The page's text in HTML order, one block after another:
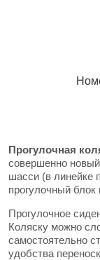
Прогулочная
совершенно
шасси (в линейке
прогулочный блок
Прогулочное
Коляску можно
самостоятельно
удобства